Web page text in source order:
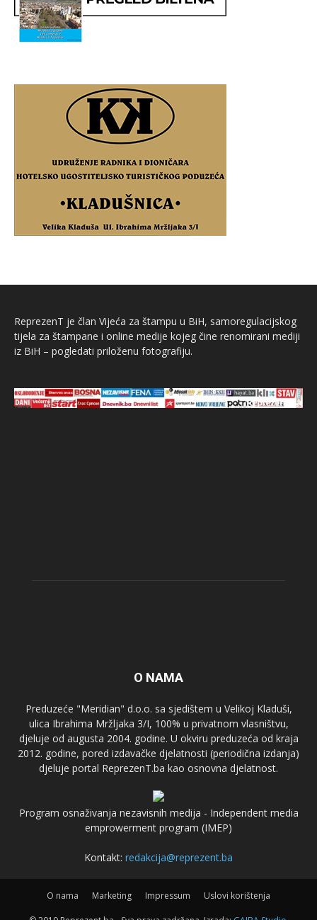
ReprezenT je član Vijeća za štampu u BiH, samoregulacijskog
tijela za štampane i online medije kojeg čine renomirani mediji
iz BiH – pogledati priloženu fotografiju.
O NAMA
Preduzeće "Meridian" d.o.o. sa sjedištem u Velikoj Kladuši,
ulica Ibrahima Mržljaka 3/I, 100% u privatnom vlasništvu,
djeluje od augusta 2004. godine. U okviru preduzeća od kraja
2012. godine, pored izdavačke djelatnosti (periodična izdanja)
djeluje portal ReprezenT.ba kao osnovna djelatnost.
Program osnaživanja nezavisnih medija - Independent media
emprowerment program (IMEP)
Kontakt: redakcija@reprezent.ba
O nama Marketing Impressum Uslovi korištenja